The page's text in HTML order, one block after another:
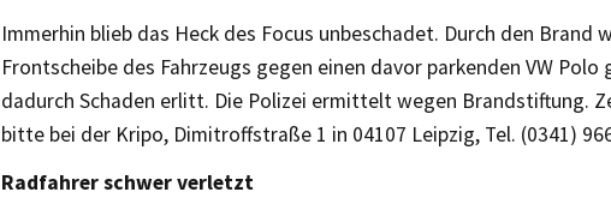
Immerhin blieb das Heck des Focus unbeschadet. Durch den Brand
Frontscheibe des Fahrzeugs gegen einen davor parkenden VW
dadurch Schaden erlitt. Die Polizei ermittelt wegen Brandstiftung.
bitte bei der Kripo, Dimitroffstraße 1 in 04107 Leipzig, Tel. (0341)
Radfahrer schwer verletzt